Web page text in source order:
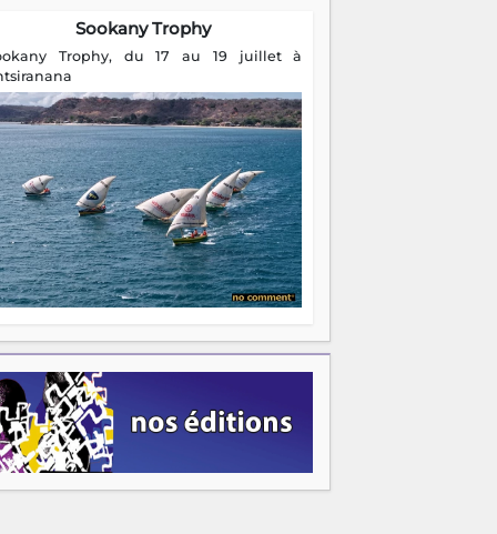
Sookany Trophy
Trophy, du 17 au 19 juillet à